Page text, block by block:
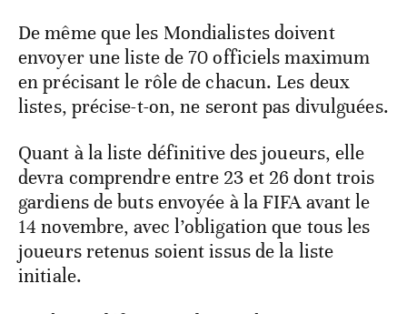
De même que les Mondialistes doivent
envoyer une liste de 70 officiels maximum
en précisant le rôle de chacun. Les deux
listes, précise-t-on, ne seront pas divulguées.
Quant à la liste définitive des joueurs, elle
devra comprendre entre 23 et 26 dont trois
gardiens de buts envoyée à la FIFA avant le
14 novembre, avec l’obligation que tous les
joueurs retenus soient issus de la liste
initiale.